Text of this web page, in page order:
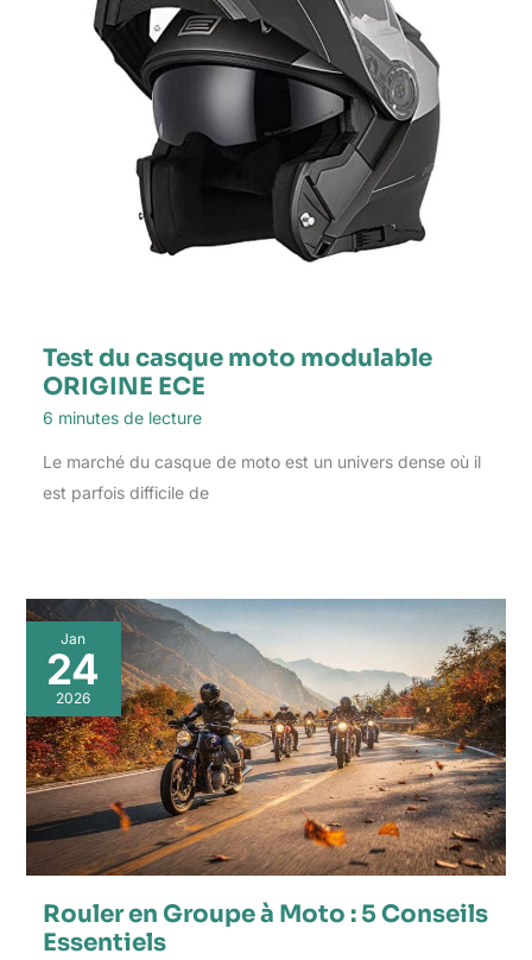
Test du casque moto modulable
ORIGINE ECE
6 minutes de lecture
Le marché du casque de moto est un univers dense où il
est parfois difficile de
Jan
24
2026
Rouler en Groupe à Moto : 5 Conseils
Essentiels